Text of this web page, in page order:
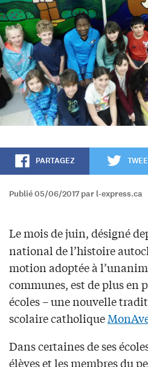
PARTAGEZ
Publié 05/06/2017 par l-express.ca
Le mois de juin, désigné
national de l’histoire
motion adoptée à
communes, est de plus en
écoles – une nouvelle
scolaire catholique
Dans certaines de ses
élèves et les membres du